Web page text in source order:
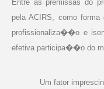
Entre as premissas do
pela ACIRS, como
profissionaliza��o e
efetiva participa��o do
Um fator